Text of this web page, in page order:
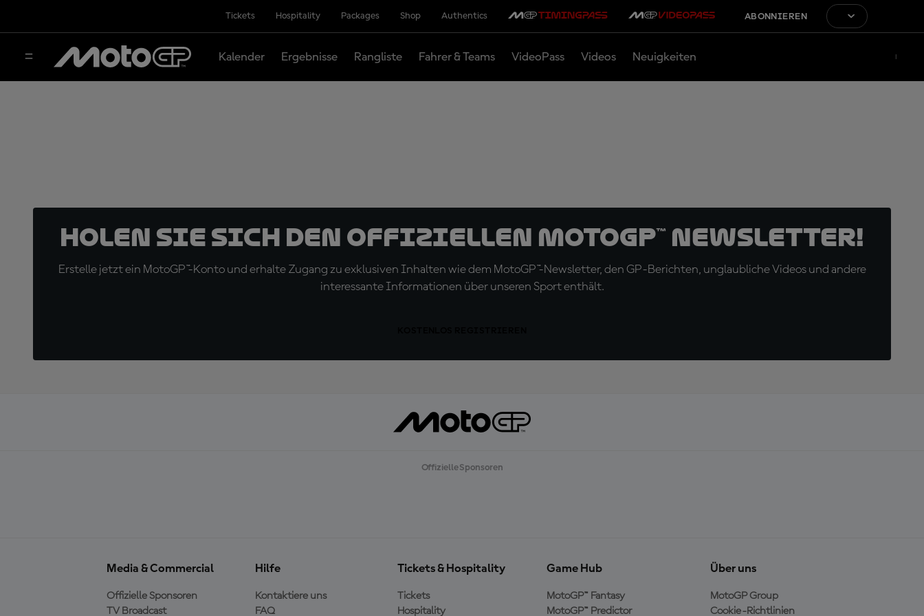
Tickets Hospitality Packages Shop Authentics ABONNIEREN
Kalender Ergebnisse Rangliste Fahrer & Teams VideoPass Videos Neuigkeiten
Holen Sie sich den offiziellen MotoGP™ Newsletter!
Erstelle jetzt ein MotoGP™-Konto und erhalte Zugang zu exklusiven Inhalten wie dem MotoGP™-Newsletter, den GP-Berichten, unglaubliche Videos und andere
interessante Informationen über unseren Sport enthält.
Offizielle Sponsoren
Media & Commercial
Offizielle Sponsoren
TV Broadcast
Hilfe
Kontaktiere uns
FAQ
Tickets & Hospitality
Tickets
Hospitality
Game Hub
MotoGP™ Fantasy
MotoGP™ Predictor
Über uns
MotoGP Group
Cookie-Richtlinien